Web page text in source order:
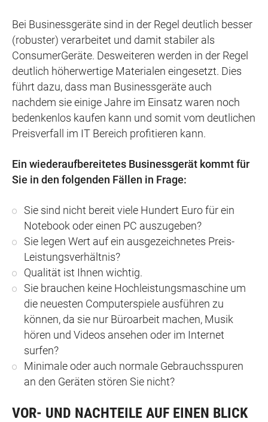
Bei Businessgeräte sind in der Regel deutlich besser
(robuster) verarbeitet und damit stabiler als
ConsumerGeräte. Desweiteren werden in der Regel
deutlich höherwertige Materialen eingesetzt. Dies
führt dazu, dass man Businessgeräte auch
nachdem sie einige Jahre im Einsatz waren noch
bedenkenlos kaufen kann und somit vom deutlichen
Preisverfall im IT Bereich profitieren kann.
Ein wiederaufbereitetes Businessgerät kommt für
Sie in den folgenden Fällen in Frage:
Sie sind nicht bereit viele Hundert Euro für ein
Notebook oder einen PC auszugeben?
Sie legen Wert auf ein ausgezeichnetes Preis-
Leistungsverhältnis?
Qualität ist Ihnen wichtig.
Sie brauchen keine Hochleistungsmaschine um
die neuesten Computerspiele ausführen zu
können, da sie nur Büroarbeit machen, Musik
hören und Videos ansehen oder im Internet
surfen?
Minimale oder auch normale Gebrauchsspuren
an den Geräten stören Sie nicht?
VOR- UND NACHTEILE AUF EINEN BLICK